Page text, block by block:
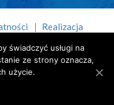
Realizacja
świadczyć usługi na
ze strony oznacza,
użycie.